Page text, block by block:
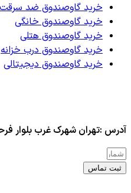
خرید گاوصندوق ضد سرقت
خرید گاوصندوق خانگی
خرید گاوصندوق هتلی
خرید گاوصندوق درب خزانه
خرید گاوصندوق دیجیتالی
آدرس :تهران شهرک غرب بلوار
ثبت تماس